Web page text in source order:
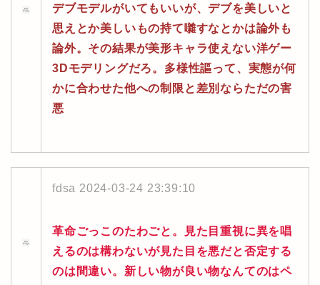
デブモデルがいてもいいが、デブを美しいと
思えとか美しいもの持て囃すなとかは論外も
論外。その結果が美形キャラ使えない洋ゲー
3Dモデリングだろ。多様性謳って、実態が何
かに合わせた他への制限と差別ならただの害
悪
fdsa 2024-03-24 23:39:10
革命ごっこのたわごと。見た目重視に異を唱
えるのは構わないが見た目を悪だと否定する
のは間違い。新しい物が良い物なんてのはペ